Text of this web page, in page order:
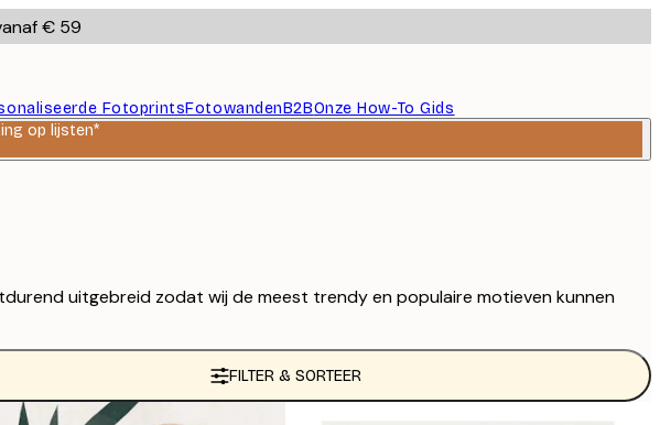
€ 59
FotoprintsFotowandenB2BOnze How-To Gids
op lijsten*
uitgebreid zodat wij de meest trendy en populaire motieven kunnen
FILTER & SORTEER